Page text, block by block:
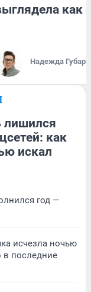
как
Надежда Губарь
лишился
как
искал
год —
исчезла ночью
в последние